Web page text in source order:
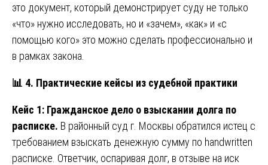
это документ, который демонстрирует суду не только
«что» нужно исследовать, но и «зачем», «как» и «с
помощью кого» это можно сделать профессионально и
в рамках закона.
📊 4. Практические кейсы из судебной практики
Кейс 1: Гражданское дело о взыскании долга по
расписке. В районный суд г. Москвы обратился истец с
требованием взыскать денежную сумму по handwritten
расписке. Ответчик, оспаривая долг, в отзыве на иск